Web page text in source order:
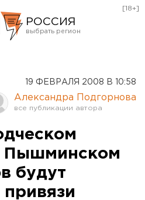
РОССИЯ
Оренбург
[18+]
19 ФЕВРАЛЯ 2008 В 10:58
Александра Подгорнова
Пышминском
будут